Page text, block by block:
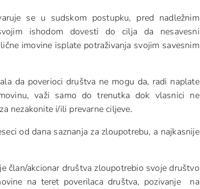
se u sudskom postupku, pred nadležnim
ishodom dovesti do cilja da nesavesni
imovine isplate potraživanja svojim savesnim
da poverioci društva ne mogu da, radi naplate
važi samo do trenutka dok vlasnici ne
nezakonite i/ili prevarne ciljeve.
od dana saznanja za zloupotrebu, a najkasnije
član/akcionar društva zloupotrebio svoje društvo
na teret poverilaca društva, pozivanje na